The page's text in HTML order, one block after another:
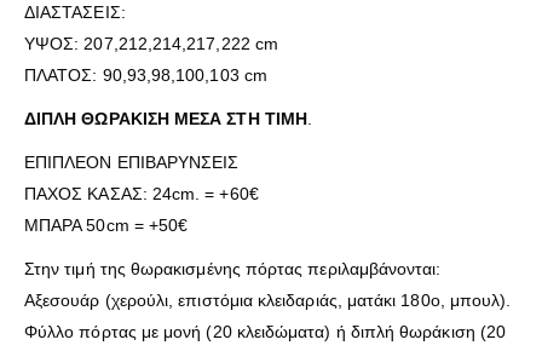
ΔΙΑΣΤΑΣΕΙΣ:
ΥΨΟΣ: 207,212,214,217,222 cm
ΠΛΑΤΟΣ: 90,93,98,100,103 cm
ΔΙΠΛΗ ΘΩΡΑΚΙΣΗ ΜΕΣΑ ΣΤΗ ΤΙΜΗ.
ΕΠΙΠΛΕΟΝ ΕΠΙΒΑΡΥΝΣΕΙΣ
ΠΑΧΟΣ ΚΑΣΑΣ: 24cm. = +60€
ΜΠΑΡΑ 50cm = +50€
Στην τιμή της θωρακισμένης πόρτας περιλαμβάνονται:
Αξεσουάρ (χερούλι, επιστόμια κλειδαριάς, ματάκι 180ο, μπουλ).
Φύλλο πόρτας με μονή (20 κλειδώματα) ή διπλή θωράκιση (20